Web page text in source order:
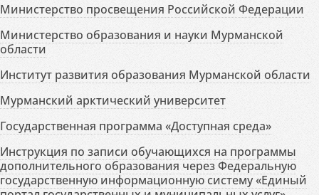
Министерство просвещения Российской Федерации
Министерство образования и науки Мурманской
области
Институт развития образования Мурманской области
Мурманский арктический университет
Государственная программа «Доступная среда»
Инструкция по записи обучающихся на программы
дополнительного образования через Федеральную
государственную информационную систему «Единый